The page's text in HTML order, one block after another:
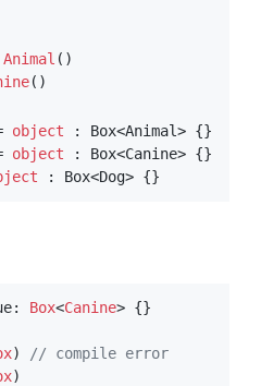
Animal
object
object
Box<Canine> {}
)
// compile error